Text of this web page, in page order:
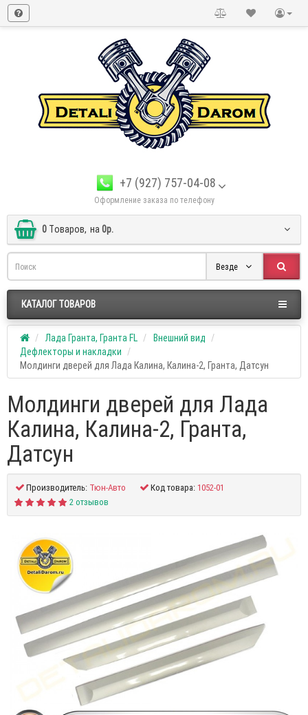
+7 (927) 757-04-08
Оформление заказа по телефону
0 Tоваров, на 0р.
Везде
КАТАЛОГ ТОВАРОВ
Лада Гранта, Гранта FL
Внешний вид
Дефлекторы и накладки
Молдинги дверей для Лада Калина, Калина-2, Гранта, Датсун
Молдинги дверей для Лада
Калина, Калина-2, Гранта,
Датсун
Производитель: Тюн-Авто Код товара:1052-01
2 отзывов